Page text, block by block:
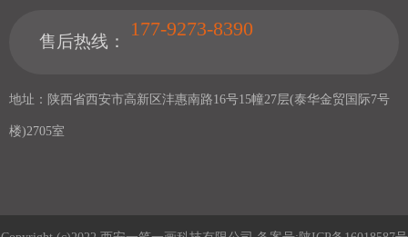
售后热线：
177-9273-8390
地址：陕西省西安市高新区沣惠南路16号15幢27层(泰华金贸国际7号
楼)2705室